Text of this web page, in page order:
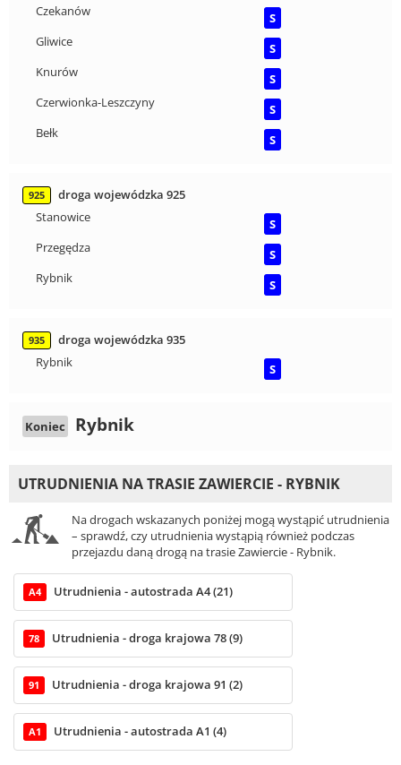
Czekanów
S
Gliwice
S
Knurów
S
Czerwionka-Leszczyny
S
Bełk
S
925
droga wojewódzka 925
Stanowice
S
Przegędza
S
Rybnik
S
935
droga wojewódzka 935
Rybnik
S
Koniec Rybnik
UTRUDNIENIA NA TRASIE ZAWIERCIE - RYBNIK
Na drogach wskazanych poniżej mogą wystąpić utrudnienia
– sprawdź, czy utrudnienia wystąpią również podczas
przejazdu daną drogą na trasie Zawiercie - Rybnik.
A4 Utrudnienia - autostrada A4 (21)
78 Utrudnienia - droga krajowa 78 (9)
91 Utrudnienia - droga krajowa 91 (2)
A1 Utrudnienia - autostrada A1 (4)